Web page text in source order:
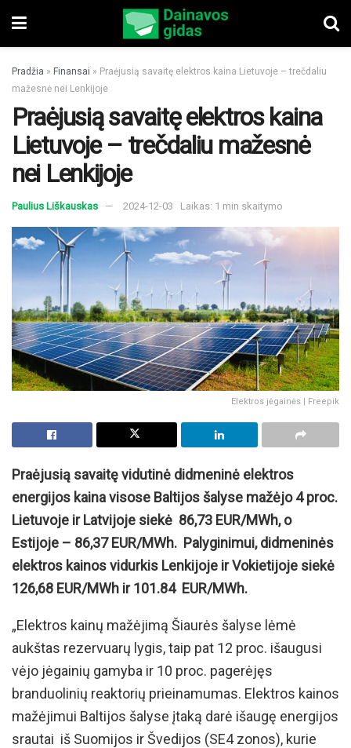
Pradžia » Finansai » Praėjusią savaitę elektros kaina Lietuvoje – trečdaliu
mažesnė nei Lenkijoje
Praėjusią savaitę elektros kaina
Lietuvoje – trečdaliu mažesnė
nei Lenkijoje
Paulius Liškauskas 2024-12-03 Laikas: 1 min skaitymo
Elektros jėgainės | Freepik
Praėjusią savaitę vidutinė didmeninė elektros
energijos kaina visose Baltijos šalyse mažėjo 4 proc.
Lietuvoje ir Latvijoje siekė 86,73 EUR/MWh, o
Estijoje – 86,37 EUR/MWh. Palyginimui, didmeninės
elektros kainos vidurkis Lenkijoje ir Vokietijoje siekė
126,68 EUR/MWh ir 101.84 EUR/MWh.
„Elektros kainų mažėjimą Šiaurės šalyse lėmė
aukštas rezervuarų lygis, taip pat 12 proc. išaugusi
vėjo jėgainių gamyba ir 10 proc. pagerėjęs
branduolinių reaktorių prieinamumas. Elektros kainos
mažėjimui Baltijos šalyse įtaką darė išaugę energijos
srautai iš Suomijos ir Švedijos (SE4 zonos), kurie